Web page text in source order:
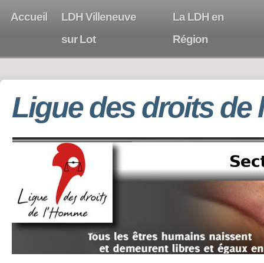
Accueil
LDH Villeneuve
sur Lot
La LDH en
Région
Ligue des droits de